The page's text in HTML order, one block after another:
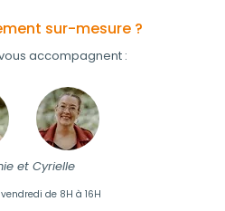
sur-mesure ?
accompagnent :
et Cyrielle
de 8H à 16H